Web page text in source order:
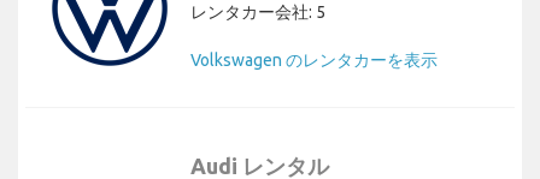
レンタカー会社: 5
Volkswagen のレンタカーを表示
Audi レンタル